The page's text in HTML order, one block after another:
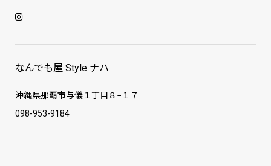
なんでも屋 Style ナハ
沖縄県那覇市与儀１丁目８−１７
098-953-9184